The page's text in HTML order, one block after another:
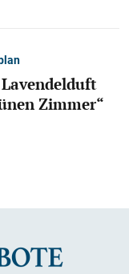
Zimmer“